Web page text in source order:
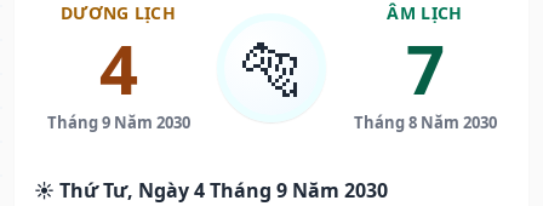
DƯƠNG LỊCH
4
Tháng 9 Năm 2030
🐅
ÂM LỊCH
7
Tháng 8 Năm 2030
☀️ Thứ Tư, Ngày 4 Tháng 9 Năm 2030